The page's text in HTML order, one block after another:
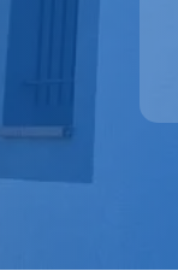
de
nous